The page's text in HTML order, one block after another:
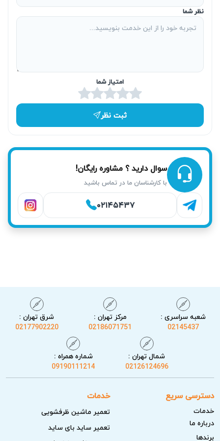
می‌کند. همچنین باعث تضمین تعمیر اصولی و ماندگار می‌شود.
تعمیر برد تخصصی با تکنسین همان برند
تخصص در برندهای مختلف، تعمیرات برد را به صورت اختصاصی
انجام می‌دهند. این تیم آموزش‌دیده ضمن آشنایی با ساختار فنی
برد، مشکلات نرم‌افزاری و سخت‌افزاری را رفع می‌کند. تعمیر
تخصصی برد باعث افزایش طول عمر دستگاه و عملکرد ایمن‌تر
آن می‌شود. بدین ترتیب کیفیت خدمات ما با استانداردهای
تعمیر فوری همان روز در محل
آریابهکار سعی داردتعمیر سوپاپ زودپز برقی
همان روز درخواست و در محل شما انجام دهد. این خدمت، به
ویژه در مواقع اضطراری و نیاز فوری، به کاهش زمان انتظار
کمک می‌کند. اجرای تعمیر در منزل امکان بررسی کامل و تست
خدمات آریابهکار برای تعمیر زودپز در تهرانپارس
نظر شما
امتیاز شما
ثبت نظر
سوال دارید ؟ مشاوره رایگان!
با کارشناسان ما در تماس باشید
۰۲۱۴۵۴۳۷
شعبه سراسری :
02145437
مرکز تهران :
02186071751
شرق تهران :
02177902220
شمال تهران :
02126124696
شماره همراه :
09190111214
دسترسی سریع
خدمات
درباره ما
برندها
خدمات
تعمیر ماشین ظرفشویی
تعمیر ساید بای ساید